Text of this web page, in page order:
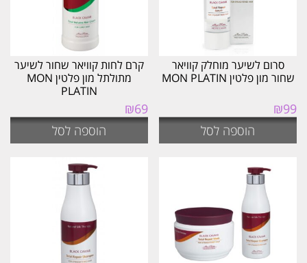
סרום לשיער מוחלק קוויאר
שחור מון פלטין MON PLATIN
₪99
הוספה לסל
קרם לחות קוויאר שחור לשיער
מתולתל מון פלטין MON
PLATIN
₪69
הוספה לסל